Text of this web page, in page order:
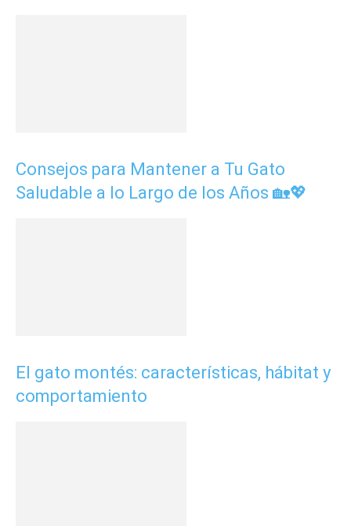
Consejos para Mantener a Tu Gato
Saludable a lo Largo de los Años 🏡💖
El gato montés: características, hábitat y
comportamiento